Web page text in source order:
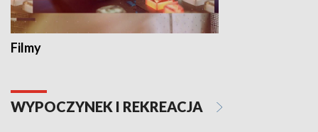
Filmy
WYPOCZYNEK I REKREACJA